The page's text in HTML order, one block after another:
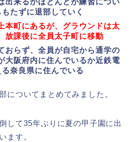
出来るかほとんどが練習につい
たずに退部していく
本町にあるが、グラウンドは太
放課後に全員太子町に移動
おらず、全員が自宅から通学の
大阪府内に住んでいるか近鉄電
奈良県に住んでいる
についてまとめてみました。
して35年ぶりに夏の甲子園に出
ます。